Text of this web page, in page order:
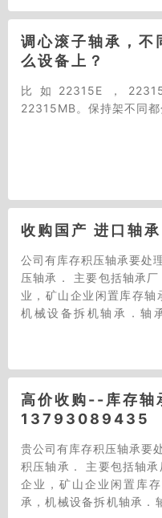
调心滚子轴承，不
么设备上？
比如22315E，
22315MB。保持架不同都
收购国产 进口轴承
公司有库存积压轴承要处
压轴承． 主要包括轴承
业，矿山企业闲置库存轴
机械设备拆机轴承．轴
高价收购--库存轴
13793089435
贵公司有库存积压轴承要
积压轴承． 主要包括轴
企业，矿山企业闲置库
承，机械设备拆机轴承．